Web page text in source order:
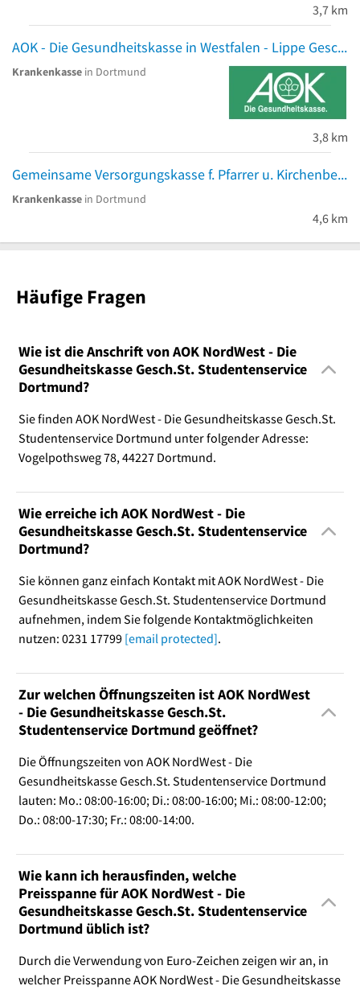
3,7 km
AOK - Die Gesundheitskasse in Westfalen - Lippe Gesch.St. Dortmund
Krankenkasse in Dortmund
3,8 km
Gemeinsame Versorgungskasse f. Pfarrer u. Kirchenbeamte
Krankenkasse in Dortmund
4,6 km
Häufige Fragen
Wie ist die Anschrift von AOK NordWest - Die
Gesundheitskasse Gesch.St. Studentenservice
Dortmund?
Sie finden AOK NordWest - Die Gesundheitskasse Gesch.St.
Studentenservice Dortmund unter folgender Adresse:
Vogelpothsweg 78, 44227 Dortmund.
Wie erreiche ich AOK NordWest - Die
Gesundheitskasse Gesch.St. Studentenservice
Dortmund?
Sie können ganz einfach Kontakt mit AOK NordWest - Die
Gesundheitskasse Gesch.St. Studentenservice Dortmund
aufnehmen, indem Sie folgende Kontaktmöglichkeiten
nutzen: 0231 17799 [email protected].
Zur welchen Öffnungszeiten ist AOK NordWest
- Die Gesundheitskasse Gesch.St.
Studentenservice Dortmund geöffnet?
Die Öffnungszeiten von AOK NordWest - Die
Gesundheitskasse Gesch.St. Studentenservice Dortmund
lauten: Mo.: 08:00-16:00; Di.: 08:00-16:00; Mi.: 08:00-12:00;
Do.: 08:00-17:30; Fr.: 08:00-14:00.
Wie kann ich herausfinden, welche
Preisspanne für AOK NordWest - Die
Gesundheitskasse Gesch.St. Studentenservice
Dortmund üblich ist?
Durch die Verwendung von Euro-Zeichen zeigen wir an, in
welcher Preisspanne AOK NordWest - Die Gesundheitskasse